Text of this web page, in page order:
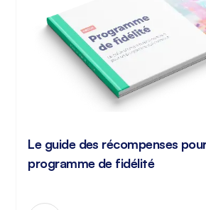
Le guide des récompenses
programme de fidélité